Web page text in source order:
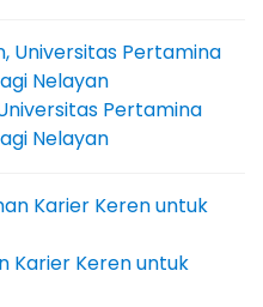
Pertamina
Nelayan
Karier Keren untuk